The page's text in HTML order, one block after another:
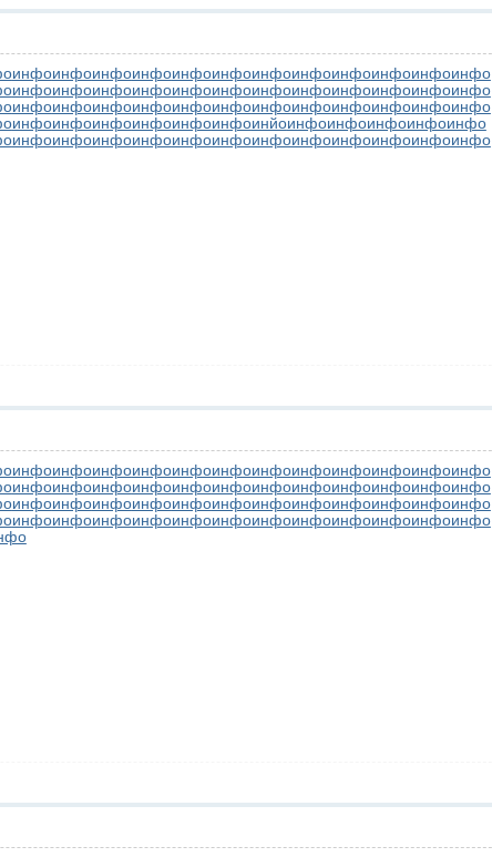
инфоинфоинфоинфоинфоинфоинфоинфоинфоинфоинфоинфо
инфоинфоинфоинфоинфоинфоинфоинфоинфоинфоинфоинфо
инфоинфоинфоинфоинфоинфоинфоинфоинфоинфоинфоинфо
инфоинфоинфоинфоинфоинфоинйоинфоинфоинфоинфоинфо
инфоинфоинфоинфоинфоинфоинфоинфоинфоинфоинфоинфо
инфоинфоинфоинфоинфоинфоинфоинфоинфоинфоинфоинфо
инфоинфоинфоинфоинфоинфоинфоинфоинфоинфоинфоинфо
инфоинфоинфоинфоинфоинфоинфоинфоинфоинфоинфоинфо
инфоинфоинфоинфоинфоинфоинфоинфоинфоинфоинфоинфо